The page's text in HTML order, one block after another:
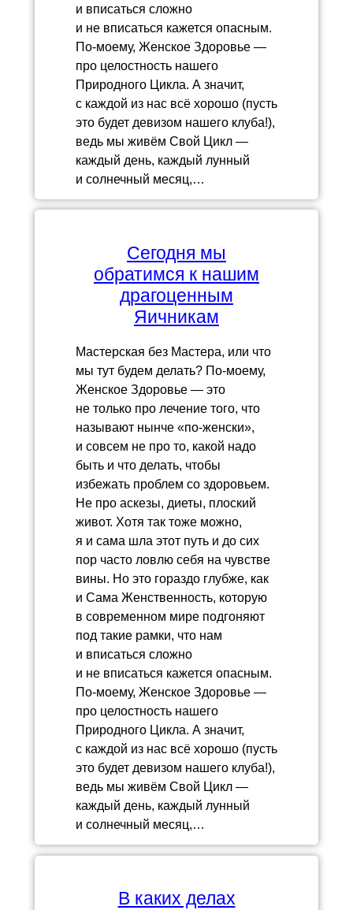
и вписаться сложно
и не вписаться кажется опасным.
По-моему, Женское Здоровье —
про целостность нашего
Природного Цикла. А значит,
с каждой из нас всё хорошо (пусть
это будет девизом нашего клуба!),
ведь мы живём Свой Цикл —
каждый день, каждый лунный
и солнечный месяц,…
Сегодня мы
обратимся к нашим
драгоценным
Яичникам
Мастерская без Мастера, или что
мы тут будем делать? По-моему,
Женское Здоровье — это
не только про лечение того, что
называют нынче «по-женски»,
и совсем не про то, какой надо
быть и что делать, чтобы
избежать проблем со здоровьем.
Не про аскезы, диеты, плоский
живот. Хотя так тоже можно,
я и сама шла этот путь и до сих
пор часто ловлю себя на чувстве
вины. Но это гораздо глубже, как
и Сама Женственность, которую
в современном мире подгоняют
под такие рамки, что нам
и вписаться сложно
и не вписаться кажется опасным.
По-моему, Женское Здоровье —
про целостность нашего
Природного Цикла. А значит,
с каждой из нас всё хорошо (пусть
это будет девизом нашего клуба!),
ведь мы живём Свой Цикл —
каждый день, каждый лунный
и солнечный месяц,…
В каких делах